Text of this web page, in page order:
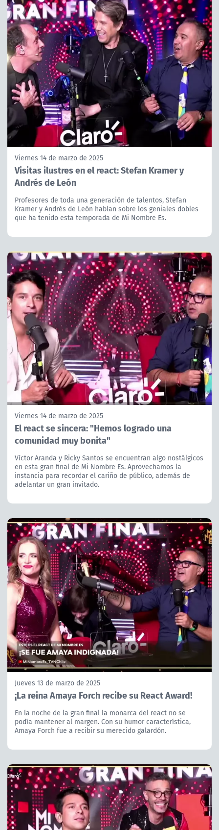
Viernes 14 de marzo de 2025
Visitas ilustres en el react: Stefan Kramer y
Andrés de León
Profesores de toda una generación de talentos, Stefan
Kramer y Andrés de León hablan sobre los geniales dobles
que ha tenido esta temporada de Mi Nombre Es.
Viernes 14 de marzo de 2025
El react se sincera: "Hemos logrado una
comunidad muy bonita"
Víctor Aranda y Ricky Santos se encuentran algo nostálgicos
en esta gran final de Mi Nombre Es. Aprovechamos la
instancia para recordar el cariño de público, además de
adelantar un gran invitado.
Jueves 13 de marzo de 2025
¡La reina Amaya Forch recibe su React Award!
En la noche de la gran final la monarca del react no se
podía mantener al margen. Con su humor característica,
Amaya Forch fue a recibir su merecido galardón.